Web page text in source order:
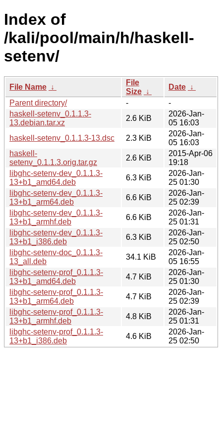
Index of
/kali/pool/main/h/haskell-
setenv/
File Name ↓
File
Size ↓
Date ↓
Parent directory/
-
-
haskell-setenv_0.1.1.3-
13.debian.tar.xz
2.6 KiB
2026-Jan-
05 16:03
haskell-setenv_0.1.1.3-13.dsc
2.3 KiB
2026-Jan-
05 16:03
haskell-
setenv_0.1.1.3.orig.tar.gz
2.6 KiB
2015-Apr-06
19:18
libghc-setenv-dev_0.1.1.3-
13+b1_amd64.deb
6.3 KiB
2026-Jan-
25 01:30
libghc-setenv-dev_0.1.1.3-
13+b1_arm64.deb
6.6 KiB
2026-Jan-
25 02:39
libghc-setenv-dev_0.1.1.3-
13+b1_armhf.deb
6.6 KiB
2026-Jan-
25 01:31
libghc-setenv-dev_0.1.1.3-
13+b1_i386.deb
6.3 KiB
2026-Jan-
25 02:50
libghc-setenv-doc_0.1.1.3-
13_all.deb
34.1 KiB
2026-Jan-
05 16:55
libghc-setenv-prof_0.1.1.3-
13+b1_amd64.deb
4.7 KiB
2026-Jan-
25 01:30
libghc-setenv-prof_0.1.1.3-
13+b1_arm64.deb
4.7 KiB
2026-Jan-
25 02:39
libghc-setenv-prof_0.1.1.3-
13+b1_armhf.deb
4.8 KiB
2026-Jan-
25 01:31
libghc-setenv-prof_0.1.1.3-
13+b1_i386.deb
4.6 KiB
2026-Jan-
25 02:50